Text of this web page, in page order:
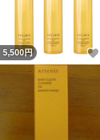
5,500円